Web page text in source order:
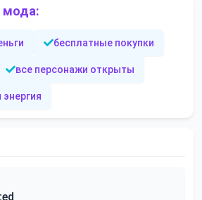
мода:
бесплатные покупки
все персонажи открыты
энергия